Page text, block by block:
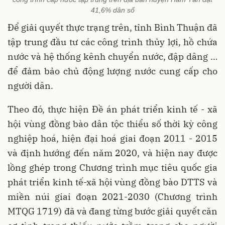
41,6% dân số
Để giải quyết thực trạng trên, tỉnh Bình Thuận đã
tập trung đầu tư các công trình thủy lợi, hồ chứa
nước và hệ thống kênh chuyển nước, đập dâng …
để đảm bảo chủ động lượng nước cung cấp cho
người dân.
Theo đó, thực hiện Đề án phát triển kinh tế - xã
hội vùng đồng bào dân tộc thiểu số thời kỳ công
nghiệp hoá, hiện đại hoá giai đoạn 2011 - 2015
và định hướng đến năm 2020, và hiện nay được
lồng ghép trong Chương trình mục tiêu quốc gia
phát triển kinh tế-xã hội vùng đồng bào DTTS và
miền núi giai đoạn 2021-2030 (Chương trình
MTQG 1719) đã và đang từng bước giải quyết căn